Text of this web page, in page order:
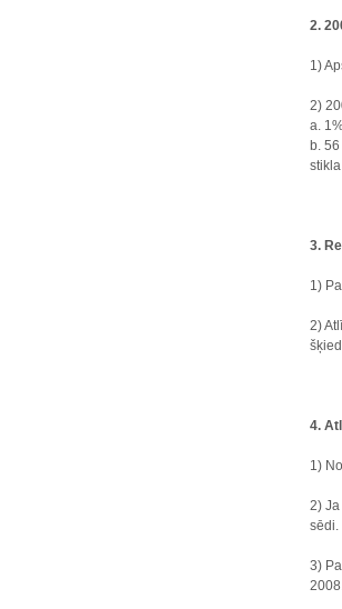
2.
1)
2)
a.
b.
3.
1)
2)
4.
1)
2)
sēdi.
3)